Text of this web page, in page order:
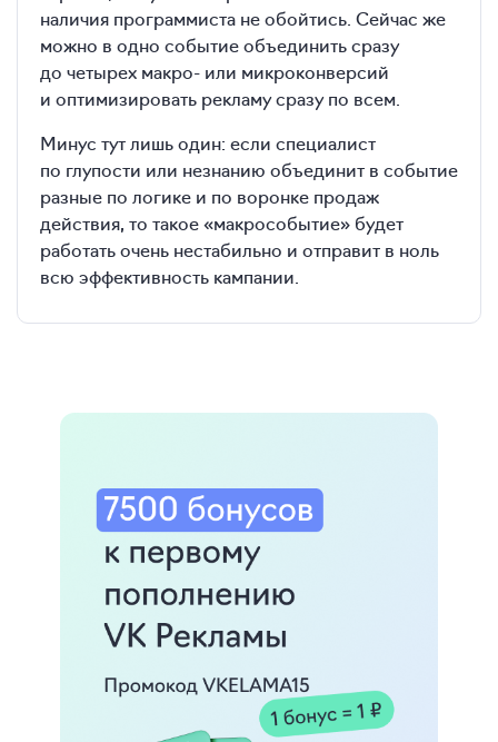
наличия программиста не обойтись. Сейчас же
можно в одно событие объединить сразу
до четырех макро- или микроконверсий
и оптимизировать рекламу сразу по всем.
Минус тут лишь один: если специалист
по глупости или незнанию объединит в событие
разные по логике и по воронке продаж
действия, то такое «макрособытие» будет
работать очень нестабильно и отправит в ноль
всю эффективность кампании.